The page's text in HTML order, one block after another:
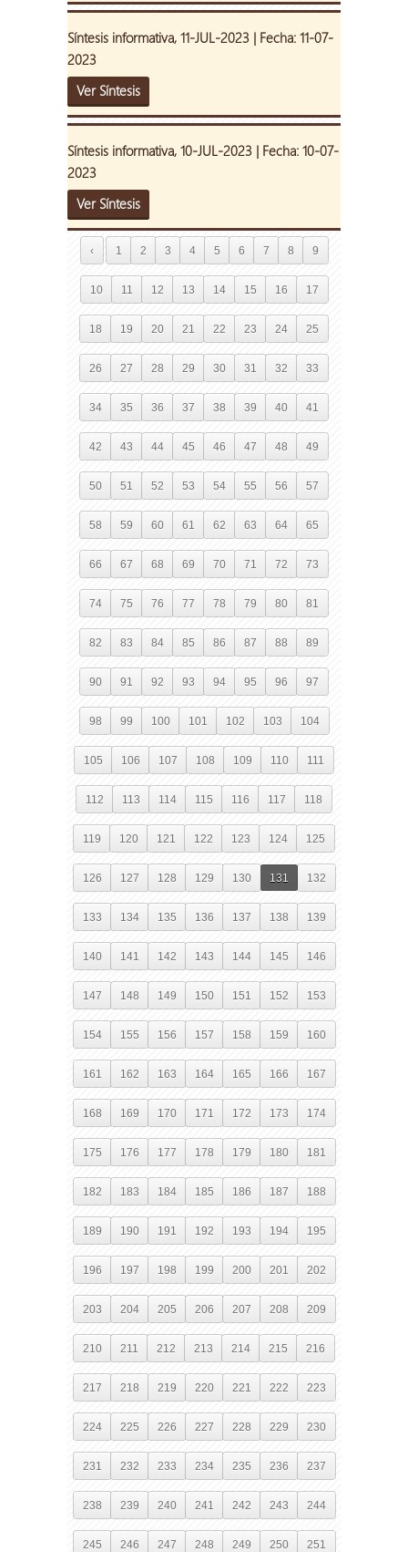
Síntesis informativa, 11-JUL-2023 | Fecha: 11-07-
2023
Ver Síntesis
Síntesis informativa, 10-JUL-2023 | Fecha: 10-07-
2023
Ver Síntesis
‹ 1 2 3 4 5 6 7 8 9
10 11 12 13 14 15 16 17
18 19 20 21 22 23 24 25
26 27 28 29 30 31 32 33
34 35 36 37 38 39 40 41
42 43 44 45 46 47 48 49
50 51 52 53 54 55 56 57
58 59 60 61 62 63 64 65
66 67 68 69 70 71 72 73
74 75 76 77 78 79 80 81
82 83 84 85 86 87 88 89
90 91 92 93 94 95 96 97
98 99 100 101 102 103 104
105 106 107 108 109 110 111
112 113 114 115 116 117 118
119 120 121 122 123 124 125
126 127 128 129 130 131 132
133 134 135 136 137 138 139
140 141 142 143 144 145 146
147 148 149 150 151 152 153
154 155 156 157 158 159 160
161 162 163 164 165 166 167
168 169 170 171 172 173 174
175 176 177 178 179 180 181
182 183 184 185 186 187 188
189 190 191 192 193 194 195
196 197 198 199 200 201 202
203 204 205 206 207 208 209
210 211 212 213 214 215 216
217 218 219 220 221 222 223
224 225 226 227 228 229 230
231 232 233 234 235 236 237
238 239 240 241 242 243 244
245 246 247 248 249 250 251